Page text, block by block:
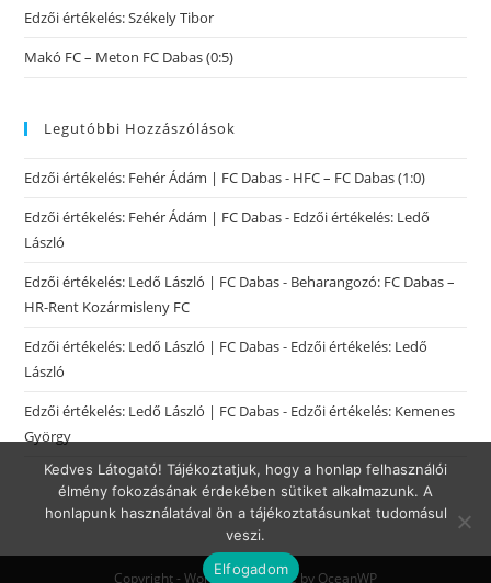
Edzői értékelés: Székely Tibor
Makó FC – Meton FC Dabas (0:5)
Legutóbbi Hozzászólások
Edzői értékelés: Fehér Ádám | FC Dabas- HFC – FC Dabas (1:0)
Edzői értékelés: Fehér Ádám | FC Dabas- Edzői értékelés: Ledő
László
Edzői értékelés: Ledő László | FC Dabas- Beharangozó: FC Dabas –
HR-Rent Kozármisleny FC
Edzői értékelés: Ledő László | FC Dabas- Edzői értékelés: Ledő
László
Edzői értékelés: Ledő László | FC Dabas- Edzői értékelés: Kemenes
György
Copyright - WordPress Theme by OceanWP
Kedves Látogató! Tájékoztatjuk, hogy a honlap felhasználói
élmény fokozásának érdekében sütiket alkalmazunk. A
honlapunk használatával ön a tájékoztatásunkat tudomásul
veszi.
Elfogadom